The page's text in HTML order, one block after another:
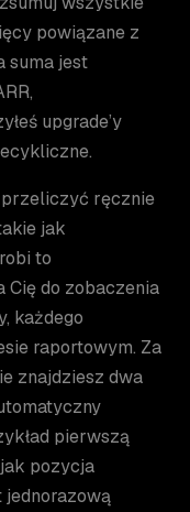
powiązane z
suma jest
upgrade’y
ręcznie
jak
to
Cię do zobaczenia
każdego
raportowym. Za
znajdziesz dwa
pierwszą
pozycja